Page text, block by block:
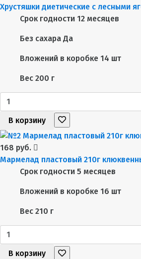
Хрустяшки диетические с лесными
Срок годности 12 месяцев
Без сахара Да
Вложений в коробке 14 шт
Вес 200 г
В корзину
168 руб.
Мармелад пластовый 210г
Срок годности 5 месяцев
Вложений в коробке 16 шт
Вес 210 г
В корзину